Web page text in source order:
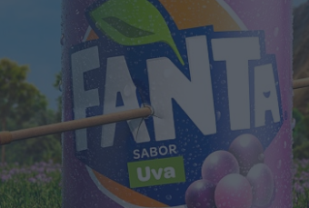
BASTONI COMO NUEVA DIRECTORA COMERCIAL GLOBAL
UNA COLECCIÓN PERSONALIZABLE INSPIRADA EN CORNETTO,
EL LISTÓN DE LA CREATIVIDAD
RAÍZ URBANA PARA TRANSFORMAR EL PATRIMONIO HISTÓRICO
INCORPORA A CASONÁ Y ASUME LA GESTIÓN DE SUS RELACIONES
ACERCA EL PARAÍSO CANARIO EN SU ÚLTIMA CAMPAÑA
DE ARIAS): “LA CONSTRUCCIÓN DE MARCA A LARGO PLAZO Y LA